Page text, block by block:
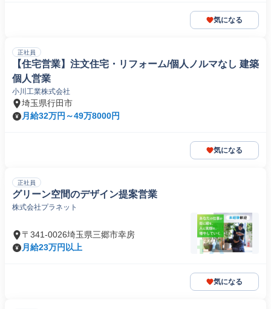
気になる
正社員
【住宅営業】注文住宅・リフォーム/個人ノルマなし 建築
個人営業
小川工業株式会社
埼玉県行田市
月給32万円～49万8000円
気になる
正社員
グリーン空間のデザイン提案営業
株式会社プラネット
〒341-0026埼玉県三郷市幸房
月給23万円以上
気になる